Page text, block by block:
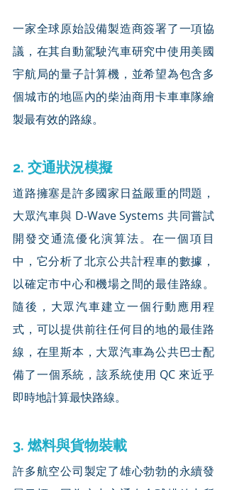
一家全球原始設備製造商簽署了一項協
議，在其自動駕駛汽車研究中使用美國
宇航局的量子計算機，並希望為包含多
個城市的地區內的柴油商用卡車車隊繪
製最有效的路線。
2. 交通狀況模擬
道路擁塞是許多國家日益嚴重的問題，
大眾汽車與 D-Wave Systems 共同嘗試
開發交通流優化演算法。在一個項目
中，它分析了北京公共計程車的數據，
以確定市中心和機場之間的最佳路線。
隨後，大眾汽車建立一個行動應用程
式，可以提供前往任何目的地的最佳路
線，在里斯本，大眾汽車為公共巴士配
備了一個系統，該系統使用 QC 來近乎
即時地計算最快路線。
3. 燃料與貨物裝載
許多航空公司製定了雄心勃勃的永續發